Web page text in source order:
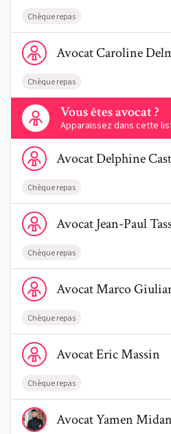
Chèque repas
Voir le profil de AvocatCaroline
AvocatCaroline
Chèque repas
Vous êtes avocat ?
Apparaissez dans cette
Contactez-nous
Voir le profil de AvocatDelphine
AvocatDelphine
Chèque repas
Voir le profil de AvocatJean-Paul
AvocatJean-Paul
Chèque repas
Voir le profil de AvocatMarco
AvocatMarco
Chèque repas
Voir le profil de AvocatEric Massin
AvocatEricMassin
Chèque repas
Voir le profil de AvocatYamen
AvocatYamen